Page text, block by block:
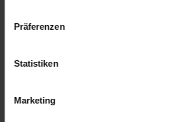
Präferenzen
Statistiken
Marketing
Herstellerinformationen
Altgeräterücknahme